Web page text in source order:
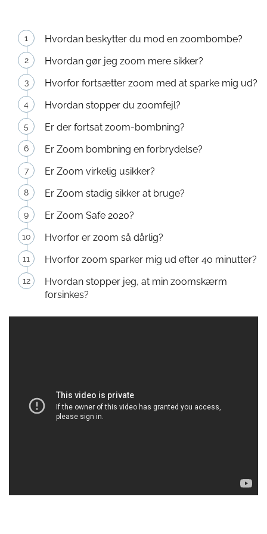
Hvordan beskytter du mod en zoombombe?
Hvordan gør jeg zoom mere sikker?
Hvorfor fortsætter zoom med at sparke mig ud?
Hvordan stopper du zoomfejl?
Er der fortsat zoom-bombning?
Er Zoom bombning en forbrydelse?
Er Zoom virkelig usikker?
Er Zoom stadig sikker at bruge?
Er Zoom Safe 2020?
Hvorfor er zoom så dårlig?
Hvorfor zoom sparker mig ud efter 40 minutter?
Hvordan stopper jeg, at min zoomskærm
forsinkes?